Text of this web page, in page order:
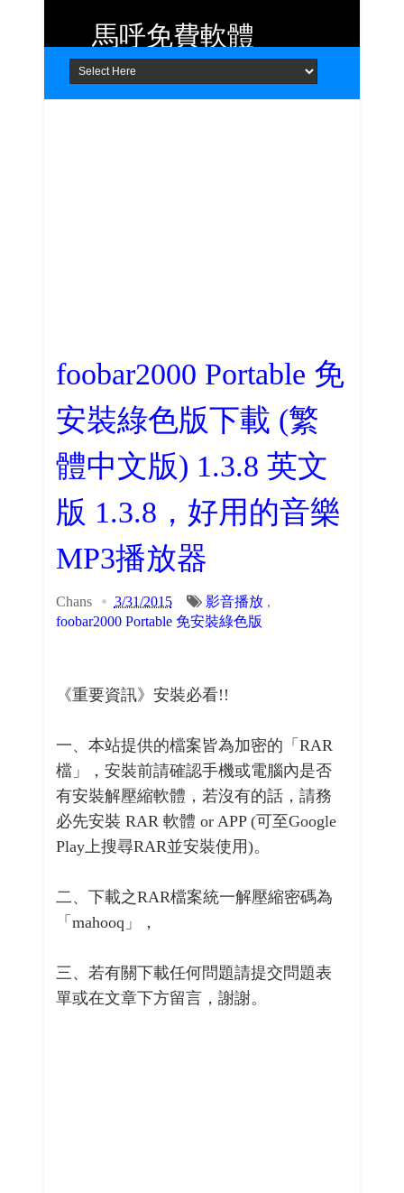
Home About Contact
馬呼免費軟體
提供 Android、iOS 好用的手機應用
程式及 Windows 免費軟體
foobar2000 Portable 免
安裝綠色版下載 (繁
體中文版) 1.3.8 英文
版 1.3.8，好用的音樂
MP3播放器
Chans 3/31/2015 影音播放,
foobar2000 Portable 免安裝綠色版
《重要資訊》安裝必看!!
一、本站提供的檔案皆為加密的「RAR
檔」，安裝前請確認手機或電腦內是否
有安裝解壓縮軟體，若沒有的話，請務
必先安裝 RAR 軟體 or APP (可至Google
Play上搜尋RAR並安裝使用)。
二、下載之RAR檔案統一解壓縮密碼為
「mahooq」，
三、若有關下載任何問題請提交問題表
單或在文章下方留言，謝謝。